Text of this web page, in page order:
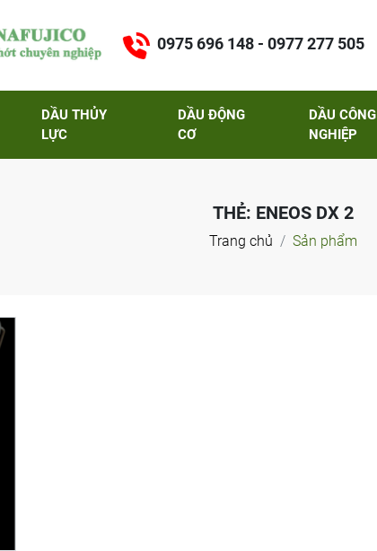
0975 696 148 - 0977 277 505
DẦU THỦY
LỰC
DẦU ĐỘNG
CƠ
DẦU CÔNG
NGHIỆP
THẺ: ENEOS DX 2
Trang chủ Sản phẩm